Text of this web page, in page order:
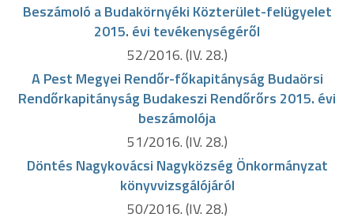
Beszámoló a Budakörnyéki Közterület-felügyelet
2015. évi tevékenységéről
52/2016. (IV. 28.)
A Pest Megyei Rendőr-főkapitányság Budaörsi
Rendőrkapitányság Budakeszi Rendőrőrs 2015. évi
beszámolója
51/2016. (IV. 28.)
Döntés Nagykovácsi Nagyközség Önkormányzat
könyvvizsgálójáról
50/2016. (IV. 28.)